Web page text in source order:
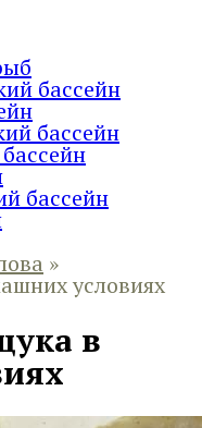
бассейн
бассейн
бассейн
»
условиях
в